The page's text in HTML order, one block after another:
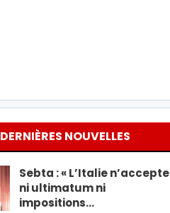
DERNIÈRES NOUVELLES
Sebta : « L’Italie n’accepte
ni ultimatum ni
impositions…